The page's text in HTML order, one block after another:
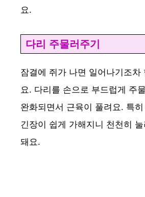
요.
다리 주물러주기
잠결에 쥐가 나면 일어나기조차
요. 다리를 손으로 부드럽게 주
완화되면서 근육이 풀려요. 특
긴장이 쉽게 가해지니 천천히
돼요.